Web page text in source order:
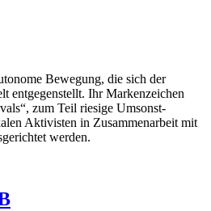
Bewegung, die sich der
entgegenstellt. Ihr Markenzeichen
zum Teil riesige Umsonst-
Aktivisten in Zusammenarbeit mit
werden.